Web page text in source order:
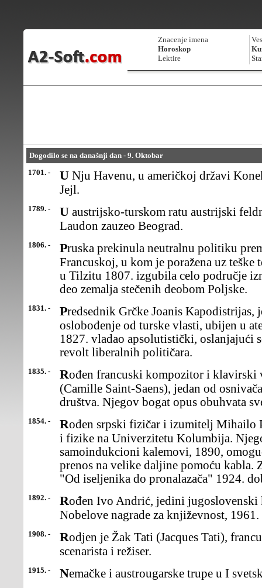
Znacenje imena
Horoskop
Lektire
Dogodilo se na današnji dan - 9. Oktobar
1701. -
U Nju Havenu, u američkoj državi Konektikat, osnovan Univerzitet
Jejl.
1789. - U austrijsko-turskom ratu austrijski feldmaršal Gideon Ernst
Laudon zauzeo Beograd.
1806. - Pruska prekinula neutralnu politiku prema Napoleonu i objavila rat
Francuskoj, u kom je poražena uz
u Tilzitu 1807. izgubila celo područje
deo zemalja stečenih deobom Poljske.
1831. - Predsednik Grčke Joanis Kapodistrijas, jedan od vođa borbe za
oslobođenje od turske vlasti, ubijen u
1827. vladao apsolutistički, oslanjajući
revolt liberalnih političara.
1835. - Rođen francuski kompozitor i klavirski virtuoz Kamij Sen Sans
(Camille Saint-Saens), jedan od
društva. Njegov bogat opus obuhvata
1854. - Rođen srpski fizičar i izumitelj Mihailo Pupin, profesor matematike
i fizike na Univerzitetu Kolumbija.
samoindukcioni kalemovi, 1890,
prenos na velike daljine pomoću kabla.
"Od iseljenika do pronalazača" 1924.
1892. - Rođen Ivo Andrić, jedini jugoslovenski književnik dobitnik
Nobelove nagrade za književnost, 1961.
1908. - Rodjen je Žak Tati (Jacques Tati), francuski filmski glumac,
scenarista i režiser.
1915. - Nemačke i austrougarske trupe u I